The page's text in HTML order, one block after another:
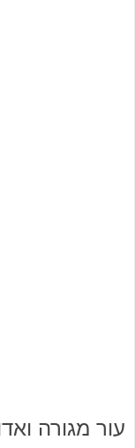
עור מגורה